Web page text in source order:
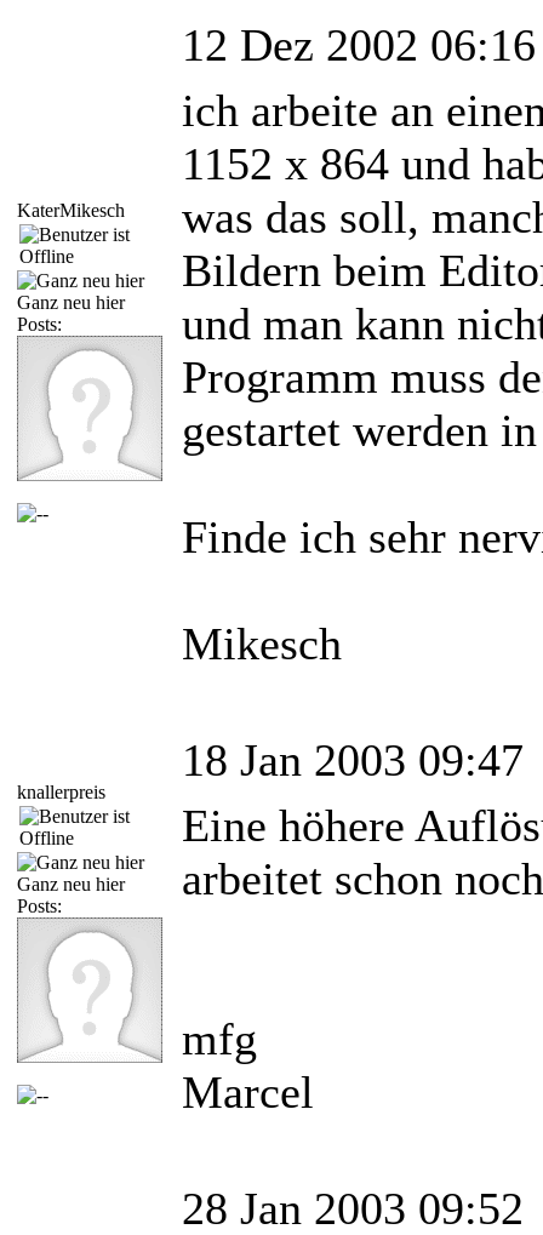
KaterMikesch
Ganz neu hier
Posts:
12 Dez 2002 06:16
ich arbeite an
1152 x 864 und
was das soll,
Bildern beim
und man kann
Programm muss
gestartet werden
Finde ich sehr
Mikesch
knallerpreis
Ganz neu hier
Posts:
18 Jan 2003 09:47
Eine höhere
arbeitet schon
mfg
Marcel
28 Jan 2003 09:52